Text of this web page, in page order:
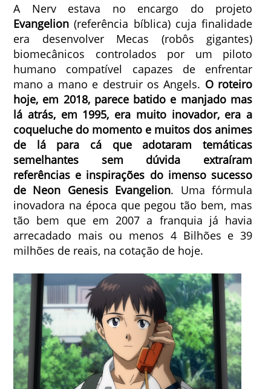
A Nerv estava no encargo do projeto
Evangelion (referência bíblica) cuja finalidade
era desenvolver Mecas (robôs gigantes)
biomecânicos controlados por um piloto
humano compatível capazes de enfrentar
mano a mano e destruir os Angels. O roteiro
hoje, em 2018, parece batido e manjado mas
lá atrás, em 1995, era muito inovador, era a
coqueluche do momento e muitos dos animes
de lá para cá que adotaram temáticas
semelhantes sem dúvida extraíram
referências e inspirações do imenso sucesso
de Neon Genesis Evangelion. Uma fórmula
inovadora na época que pegou tão bem, mas
tão bem que em 2007 a franquia já havia
arrecadado mais ou menos 4 Bilhões e 39
milhões de reais, na cotação de hoje.